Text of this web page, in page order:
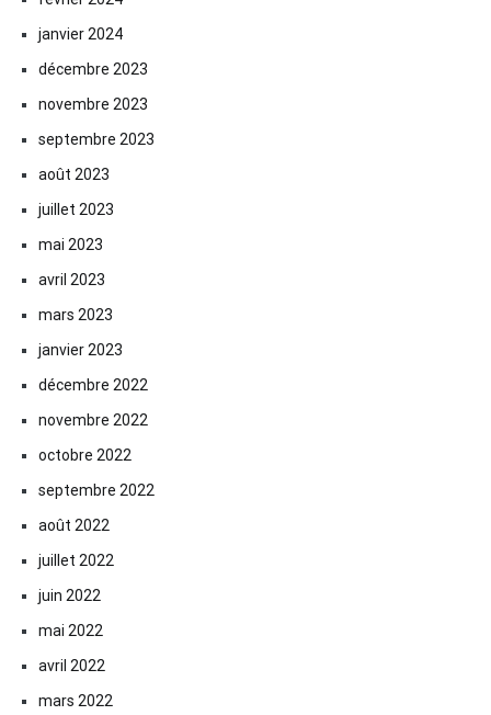
janvier 2024
décembre 2023
novembre 2023
septembre 2023
août 2023
juillet 2023
mai 2023
avril 2023
mars 2023
janvier 2023
décembre 2022
novembre 2022
octobre 2022
septembre 2022
août 2022
juillet 2022
juin 2022
mai 2022
avril 2022
mars 2022